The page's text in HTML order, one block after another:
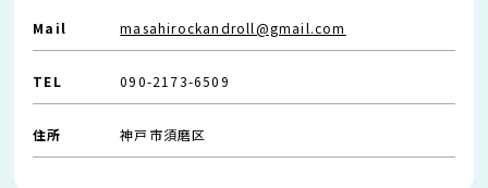
Mail masahirockandroll@gmail.com
TEL 090-2173-6509
住所 神戸市須磨区